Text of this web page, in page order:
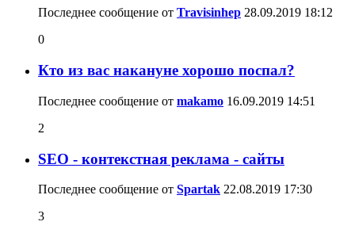
Последнее сообщение от Travisinhep 28.09.2019 18:12
0
Кто из вас накануне хорошо поспал?
Последнее сообщение от makamo 16.09.2019 14:51
2
SEO - контекстная реклама - сайты
Последнее сообщение от Spartak 22.08.2019 17:30
3